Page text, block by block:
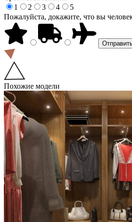
1
2 3 4
5
Пожалуйста, докажите, что вы
Похожие модели